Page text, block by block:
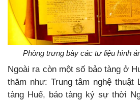
Phòng trưng bày các tư liệu hình
Ngoài ra còn một số bảo tàng ở
thăm như: Trung tâm nghệ thuật
tàng Huế, bảo tàng ký sự thời